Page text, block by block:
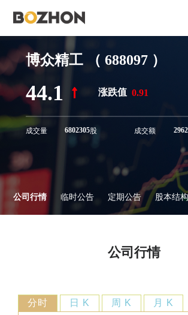
博众精工（ 688097）
44.1 涨跌值 0.91
成交量 6802305股 成交额
公司行情 临时公告 定期公告 股本结
公司行情